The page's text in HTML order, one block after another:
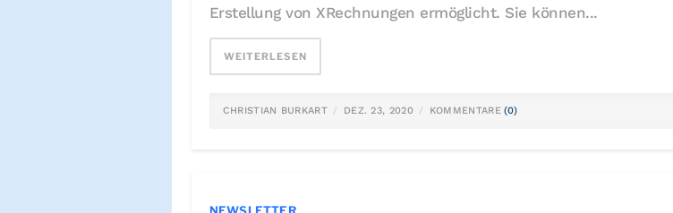
Erstellung von XRechnungen ermöglicht. Sie können...
WEITERLESEN
CHRISTIAN BURKART DEZ. 23, 2020 KOMMENTARE (0)